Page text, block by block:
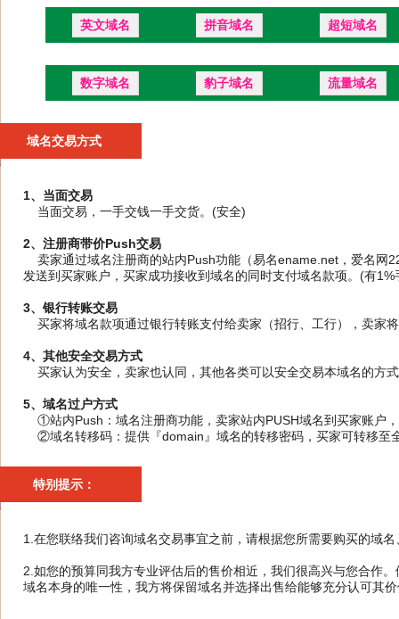
英文域名 拼音域名 超短域名
数字域名 豹子域名 流量域名
域名交易方式
1、当面交易
当面交易，一手交钱一手交货。(安全)
2、注册商带价Push交易
卖家通过域名注册商的站内Push功能（易名ename.net，爱名网
发送到买家账户，买家成功接收到域名的同时支付域名款项。(有
3、银行转账交易
买家将域名款项通过银行转账支付给卖家（招行、工行），卖家
4、其他安全交易方式
买家认为安全，卖家也认同，其他各类可以安全交易本域名的方
5、域名过户方式
①站内Push：域名注册商功能，卖家站内PUSH域名到买家账户
②域名转移码：提供『domain』域名的转移密码，买家可转移至
特别提示：
1.在您联络我们咨询域名交易事宜之前，请根据您所需要购买的域
2.如您的预算同我方专业评估后的售价相近，我们很高兴与您合作
域名本身的唯一性，我方将保留域名并选择出售给能够充分认可其